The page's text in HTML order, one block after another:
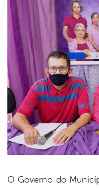
O Governo do